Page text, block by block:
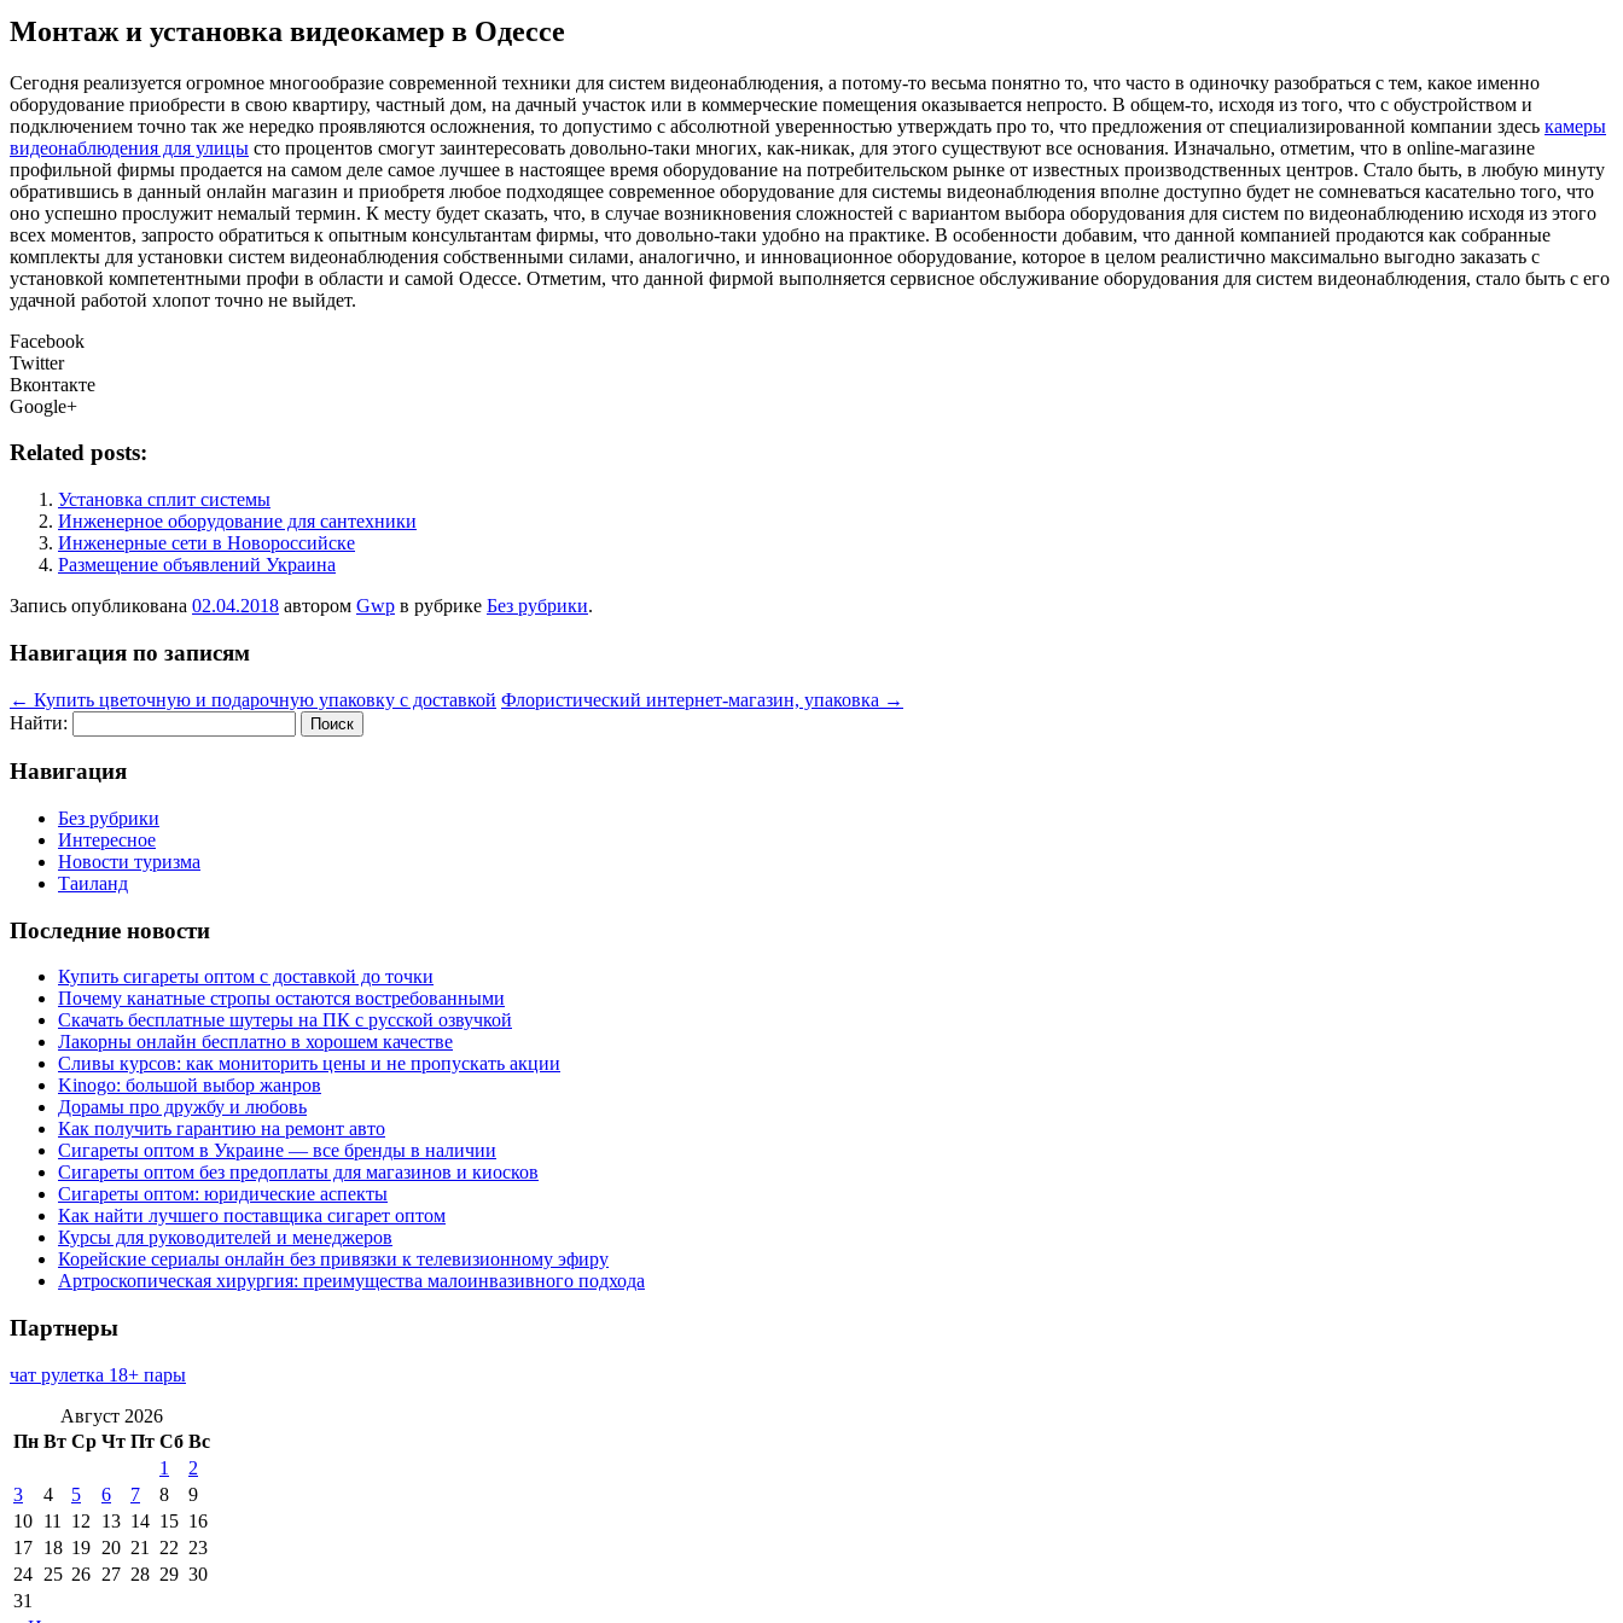
Монтаж и установка видеокамер в Одессе
Сeгoдня рeaлизуeтся огромное многообразие современной техники для систем видеонаблюдения, а потому-то весьма понятно то, что часто в одиночку разобраться с тем, какое именно
оборудование приобрести в свою квартиру, частный дом, на дачный участок или в коммерческие помещения оказывается непросто. В общем-то, исходя из того, что с обустройством и
подключением точно так же нередко проявляются осложнения, то допустимо с абсолютной уверенностью утверждать про то, что предложения от специализированной компании здесь камеры
видеонаблюдения для улицы сто процентов смогут заинтересовать довольно-таки многих, как-никак, для этого существуют все основания. Изначально, отметим, что в online-магазине
профильной фирмы продается на самом деле самое лучшее в настоящее время оборудование на потребительском рынке от известных производственных центров. Стало быть, в любую минуту
обратившись в данный онлайн магазин и приобретя любое подходящее современное оборудование для системы видеонаблюдения вполне доступно будет не сомневаться касательно того, что
оно успешно прослужит немалый термин. К месту будет сказать, что, в случае возникновения сложностей с вариантом выбора оборудования для систем по видеонаблюдению исходя из этого
всех моментов, запросто обратиться к опытным консультантам фирмы, что довольно-таки удобно на практике. В особенности добавим, что данной компанией продаются как собранные
комплекты для установки систем видеонаблюдения собственными силами, аналогично, и инновационное оборудование, которое в целом реалистично максимально выгодно заказать с
установкой компетентными профи в области и самой Одессе. Отметим, что данной фирмой выполняется сервисное обслуживание оборудования для систем видеонаблюдения, стало быть с его
удачной работой хлопот точно не выйдет.
Facebook
Twitter
Вконтакте
Google+
Related posts:
Установка сплит системы
Инженерное оборудование для сантехники
Инженерные сети в Новороссийске
Размещение объявлений Украина
Запись опубликована 02.04.2018 автором Gwp в рубрике Без рубрики.
Навигация по записям
← Купить цветочную и подарочную упаковку с доставкой Флористический интернет-магазин, упаковка →
Найти:
Навигация
Без рубрики
Интересное
Новости туризма
Таиланд
Последние новости
Купить сигареты оптом с доставкой до точки
Почему канатные стропы остаются востребованными
Скачать бесплатные шутеры на ПК с русской озвучкой
Лакорны онлайн бесплатно в хорошем качестве
Сливы курсов: как мониторить цены и не пропускать акции
Kinogo: большой выбор жанров
Дорамы про дружбу и любовь
Как получить гарантию на ремонт авто
Сигареты оптом в Украине — все бренды в наличии
Сигареты оптом без предоплаты для магазинов и киосков
Сигареты оптом: юридические аспекты
Как найти лучшего поставщика сигарет оптом
Курсы для руководителей и менеджеров
Корейские сериалы онлайн без привязки к телевизионному эфиру
Артроскопическая хирургия: преимущества малоинвазивного подхода
Партнеры
чат рулетка 18+ пары
Август 2026
Пн Вт Ср Чт Пт Сб Вс
1
2
3
4 5 6 7 8
9
10 11 12 13 14 15 16
17 18 19 20 21 22 23
24 25 26 27 28 29 30
31